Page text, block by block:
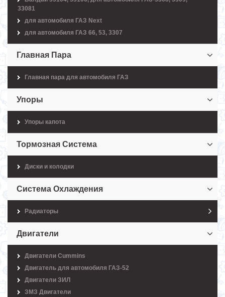
33081
для автомобиля ГАЗ Next
для автомобиля ГАЗ 66, 53, 3307
Главная Пара
Главная пара для автомобиля ГАЗ
Упоры
Упоры капота
Тормозная Система
Диски и колодки
Система Охлаждения
Радиаторы
Двигатели
Двигатели Cummins
Двигатель для автомобиля ГАЗ-52
Двигатели ЗИЛ
ЗМЗ Двигатели